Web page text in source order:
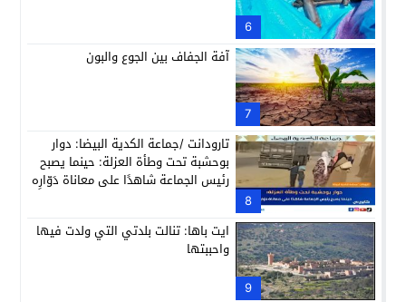
6
7
آفة الجفاف بين الجوع والبون
8
تارودانت /جماعة الكدية البيضا: دوار
بوحشبة تحت وطأة العزلة: حينما يصبح
رئيس الجماعة شاهدًا على معاناة دَوّارِه
9
ايت باها: تنالت بلدتي التي ولدت فيها
واحببتها